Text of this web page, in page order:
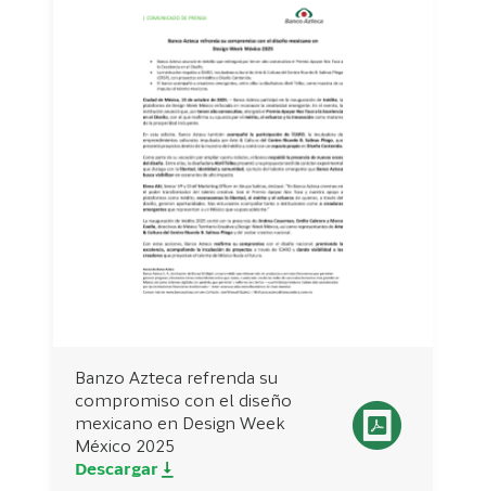
Banzo Azteca refrenda su
compromiso con el diseño
mexicano en Design Week
México 2025
Descargar